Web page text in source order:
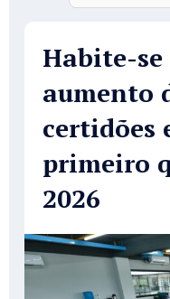
Habite-
aumento
certidões
primeiro
2026